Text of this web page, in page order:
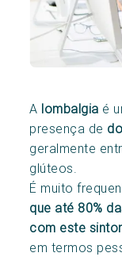
A lombalgia é
presença de
geralmente
glúteos.
É muito
que até 80%
com este
em termos